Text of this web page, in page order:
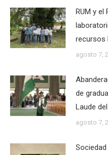
RUM y el
recursos
agosto 7,
de
Laude
agosto 7,